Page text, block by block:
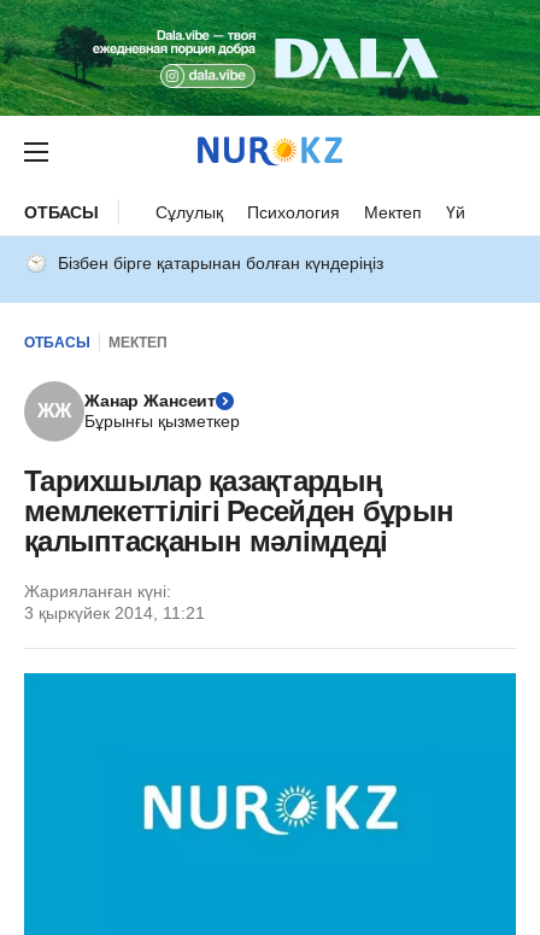
ОТБАСЫ Сұлулық Психология Мектеп Үй
Бізбен бірге қатарынан болған күндеріңіз
ОТБАСЫ МЕКТЕП
ЖЖ
Жанар Жансеит
Бұрынғы қызметкер
Тарихшылар қазақтардың
мемлекеттілігі Ресейден бұрын
қалыптасқанын мәлімдеді
Жарияланған күні:
3 қыркүйек 2014, 11:21